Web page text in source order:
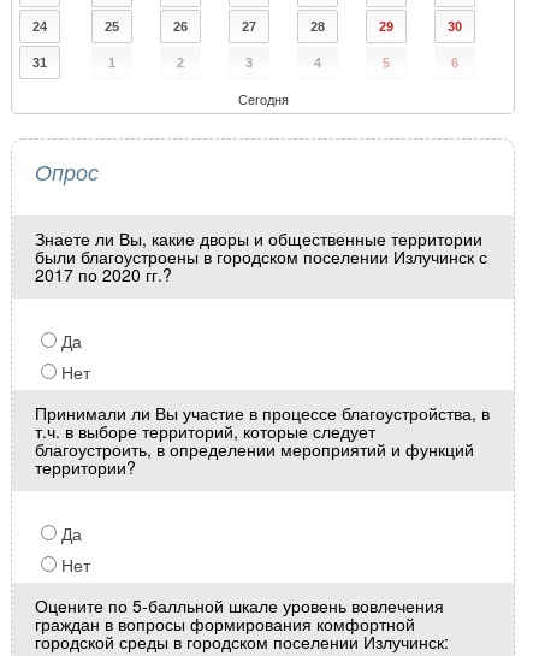
24 25 26 27 28 29 30
31 1 2 3 4 5 6
Сегодня
Опрос
Знаете ли Вы, какие дворы и общественные территории
были благоустроены в городском поселении Излучинск с
2017 по 2020 гг.?
Да
Нет
Принимали ли Вы участие в процессе благоустройства, в
т.ч. в выборе территорий, которые следует
благоустроить, в определении мероприятий и функций
территории?
Да
Нет
Оцените по 5-балльной шкале уровень вовлечения
граждан в вопросы формирования комфортной
городской среды в городском поселении Излучинск: